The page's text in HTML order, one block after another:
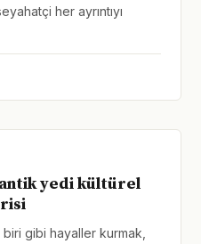
her ayrıntıyı
yedi kültürel
gibi hayaller kurmak,